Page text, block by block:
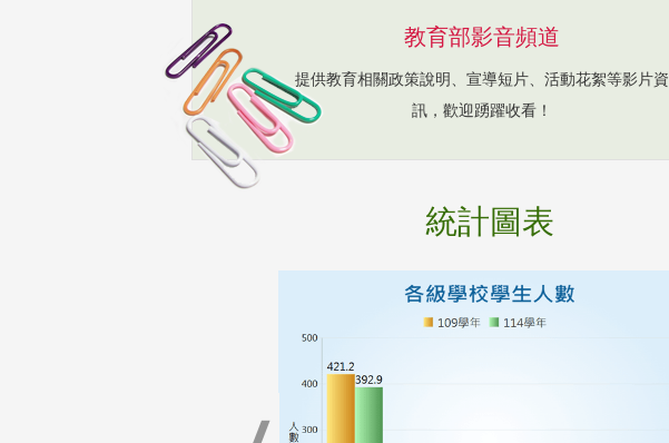
教育部影音頻道
提供教育相關政策說明、宣導短片、活動花絮等影片資
訊，歡迎踴躍收看！
統計圖表